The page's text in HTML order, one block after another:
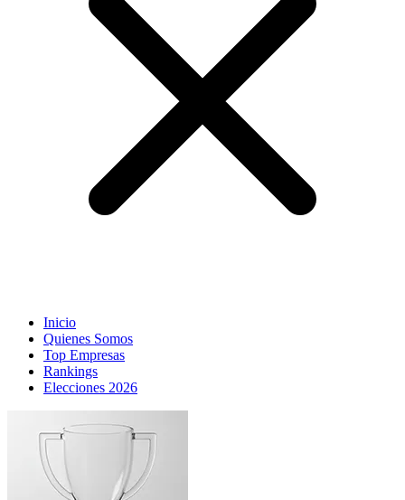
Inicio
Quienes Somos
Top Empresas
Rankings
Elecciones 2026